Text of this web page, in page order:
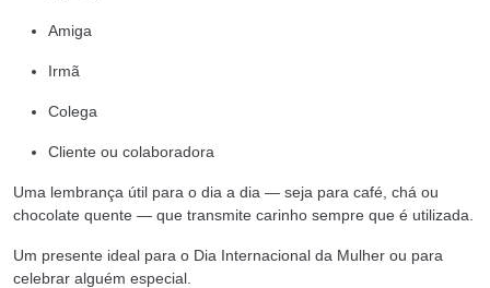
Amiga
Irmã
Colega
Cliente ou colaboradora
Uma lembrança útil para o dia a dia — seja para café, chá ou
chocolate quente — que transmite carinho sempre que é utilizada.
Um presente ideal para o Dia Internacional da Mulher ou para
celebrar alguém especial.